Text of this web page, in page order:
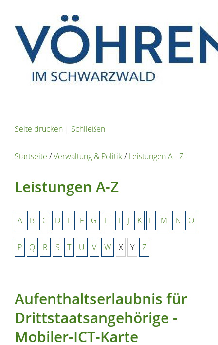
Seite drucken | Schließen
Startseite /Verwaltung & Politik/Leistungen A - Z
Leistungen A-Z
A B C D E F G H I J K L M N O
P Q R S T U V W X Y Z
Aufenthaltserlaubnis für
Drittstaatsangehörige -
Mobiler-ICT-Karte